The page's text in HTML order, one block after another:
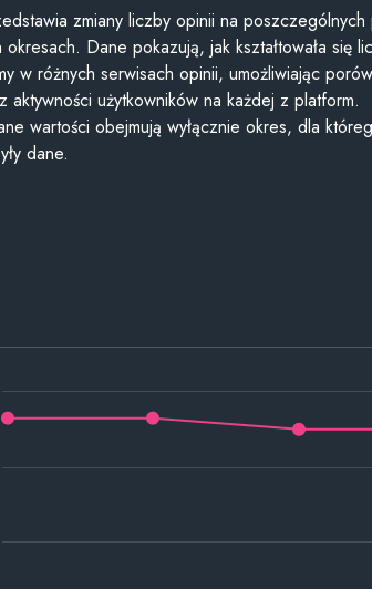
zmiany liczby opinii na poszczególnych
Dane pokazują, jak kształtowała się
w różnych serwisach opinii, umożliwiając
aktywności użytkowników na każdej z platform.
wartości obejmują wyłącznie okres, dla
dane.